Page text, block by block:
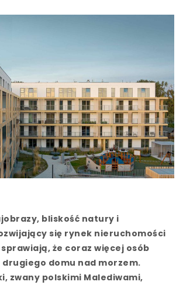
bliskość natury i
się rynek nieruchomości
że coraz więcej osób
drugiego domu nad morzem.
zwany polskimi Malediwami,